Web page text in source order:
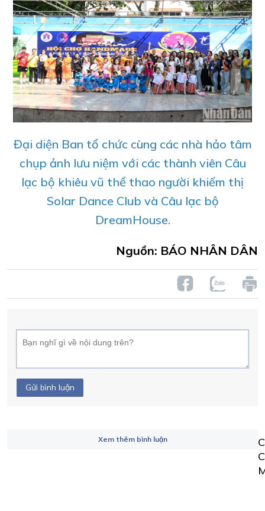
Đại diện Ban tổ chức cùng các nhà hảo tâm
chụp ảnh lưu niệm với các thành viên Câu
lạc bộ khiêu vũ thể thao người khiếm thị
Solar Dance Club và Câu lạc bộ
DreamHouse.
Nguồn: BÁO NHÂN DÂN
Gửi bình luận
Xem thêm bình luận